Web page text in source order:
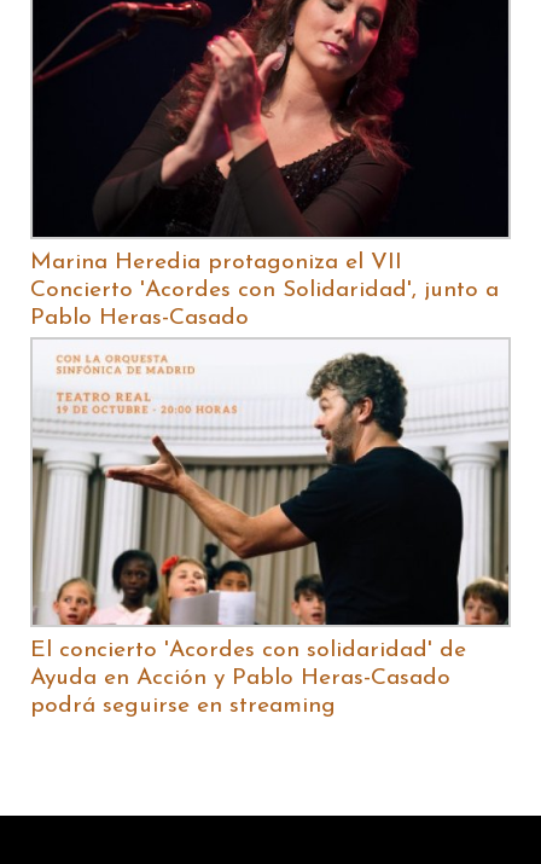
Marina Heredia protagoniza el VII
Concierto 'Acordes con Solidaridad', junto a
Pablo Heras-Casado
El concierto 'Acordes con solidaridad' de
Ayuda en Acción y Pablo Heras-Casado
podrá seguirse en streaming